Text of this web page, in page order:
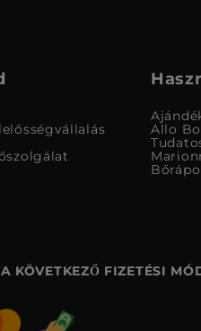
Allo
KÖVETKEZŐ FIZETÉSI